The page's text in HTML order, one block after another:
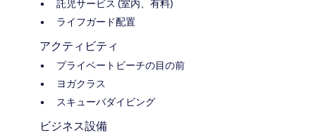
託児サービス (室内、有料)
ライフガード配置
アクティビティ
プライベートビーチの目の前
ヨガクラス
スキューバダイビング
ビジネス設備